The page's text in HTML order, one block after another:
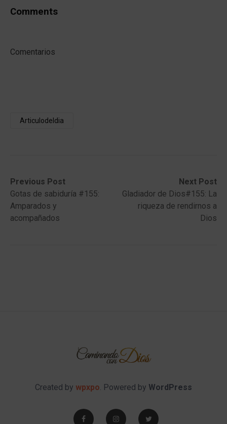
Comments
Comentarios
Articulodeldia
Post
navigation
Previous Post
Previous
post:Gotas de sabiduría #155:
Amparados y
acompañados
Next Post
Next
post:
Gladiador de Dios#155: La
riqueza de rendirnos a
Dios
Created by wpxpo. Powered by WordPress